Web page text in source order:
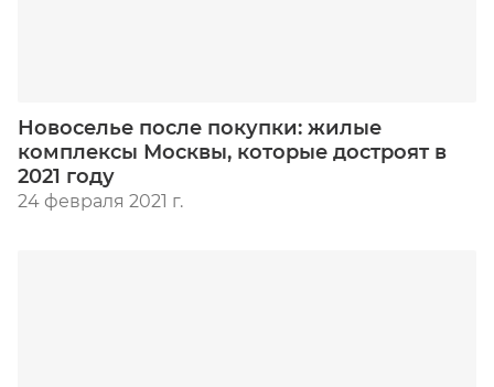
Новоселье после покупки: жилые
комплексы Москвы, которые достроят в
2021 году
24 февраля 2021 г.